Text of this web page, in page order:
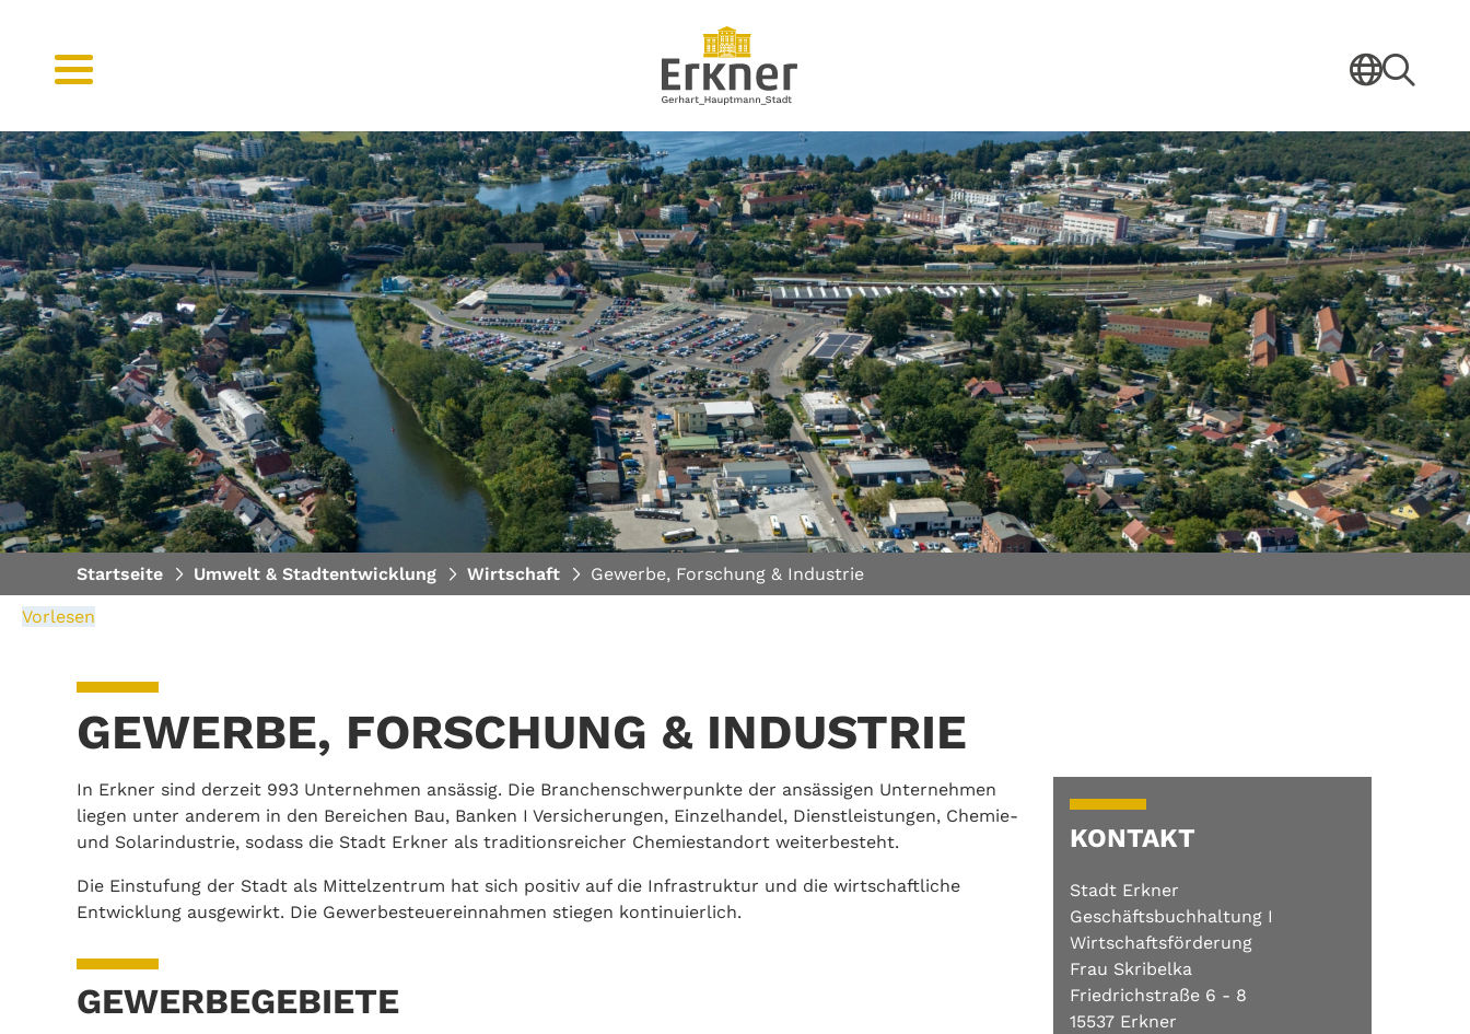
Startseite Umwelt & Stadtentwicklung Wirtschaft Gewerbe, Forschung & Industrie
Vorlesen
GEWERBE, FORSCHUNG & INDUSTRIE
In Erkner sind derzeit 993 Unternehmen ansässig. Die Branchenschwerpunkte der ansässigen Unternehmen
liegen unter anderem in den Bereichen Bau, Banken I Versicherungen, Einzelhandel, Dienstleistungen, Chemie-
und Solarindustrie, sodass die Stadt Erkner als traditionsreicher Chemiestandort weiterbesteht.
Die Einstufung der Stadt als Mittelzentrum hat sich positiv auf die Infrastruktur und die wirtschaftliche
Entwicklung ausgewirkt. Die Gewerbesteuereinnahmen stiegen kontinuierlich.
GEWERBEGEBIETE
KONTAKT
Stadt Erkner
Geschäftsbuchhaltung I
Wirtschaftsförderung
Frau Skribelka
Friedrichstraße 6 - 8
15537 Erkner